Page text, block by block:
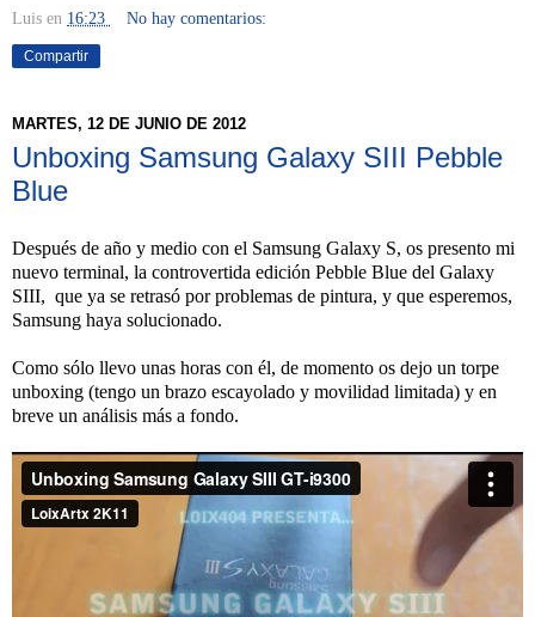
Luis en 16:23 No hay comentarios:
Compartir
MARTES, 12 DE JUNIO DE 2012
Unboxing Samsung Galaxy SIII Pebble
Blue
Después de año y medio con el Samsung Galaxy S, os presento mi
nuevo terminal, la controvertida edición Pebble Blue del Galaxy
SIII, que ya se retrasó por problemas de pintura, y que esperemos,
Samsung haya solucionado.
Como sólo llevo unas horas con él, de momento os dejo un torpe
unboxing (tengo un brazo escayolado y movilidad limitada) y en
breve un análisis más a fondo.